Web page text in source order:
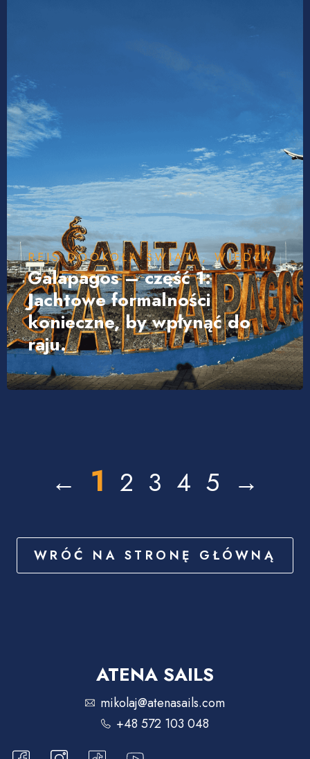
REJS DOOKOŁA ŚWIATA,WIEDZA
Galapagos – część 1:
Jachtowe formalności
konieczne, by wpłynąć do
raju.
← 1 2 3 4 5 →
WRÓĆ NA STRONĘ GŁÓWNĄ
ATENA SAILS
mikolaj@atenasails.com
+48 572 103 048